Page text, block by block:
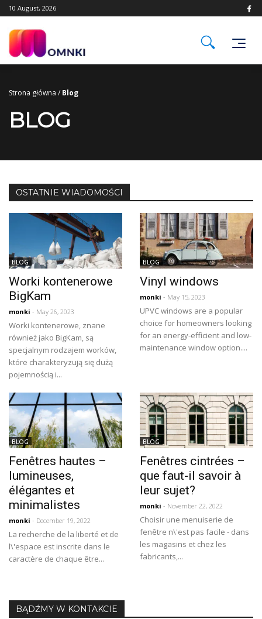
Skip
to
10 August, 2026
Strona główna / Blog
BLOG
OSTATNIE WIADOMOŚCI
BLOG
Worki kontenerowe
BigKam
monki - May 26, 2023
Worki kontenerowe, znane
również jako BigKam, są
specjalnym rodzajem worków,
które charakteryzują się dużą
pojemnością i...
BLOG
Vinyl windows
monki - May 15, 2023
UPVC windows are a popular
choice for homeowners looking
for an energy-efficient and low-
maintenance window option....
BLOG
Fenêtres hautes –
lumineuses,
élégantes et
minimalistes
monki - December 19, 2022
La recherche de la liberté et de
l\'espace est inscrite dans le
caractère de chaque être...
BLOG
Fenêtres cintrées –
que faut-il savoir à
leur sujet?
monki - November 22, 2022
Choisir une menuiserie de
fenêtre n\'est pas facile - dans
les magasins et chez les
fabricants,...
BĄDŹMY W KONTAKCIE